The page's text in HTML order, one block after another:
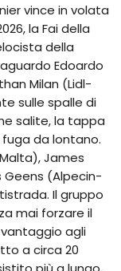
vince in volata
la Fai della
della
Edoardo
Milan (Lidl-
sulle spalle di
salite, la tappa
da lontano.
James
Geens (Alpecin-
Il gruppo
mai forzare il
agli
a circa 20